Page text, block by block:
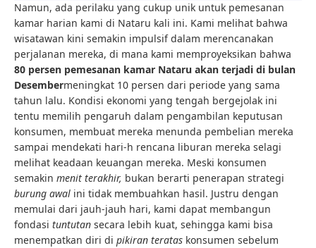
Namun, ada perilaku yang cukup unik untuk pemesanan
kamar harian kami di Nataru kali ini. Kami melihat bahwa
wisatawan kini semakin impulsif dalam merencanakan
perjalanan mereka, di mana kami memproyeksikan bahwa
80 persen pemesanan kamar Nataru akan terjadi di bulan
Desembermeningkat 10 persen dari periode yang sama
tahun lalu. Kondisi ekonomi yang tengah bergejolak ini
tentu memilih pengaruh dalam pengambilan keputusan
konsumen, membuat mereka menunda pembelian mereka
sampai mendekati hari-h rencana liburan mereka selagi
melihat keadaan keuangan mereka. Meski konsumen
semakin menit terakhir, bukan berarti penerapan strategi
burung awal ini tidak membuahkan hasil. Justru dengan
memulai dari jauh-jauh hari, kami dapat membangun
fondasi tuntutan secara lebih kuat, sehingga kami bisa
menempatkan diri di pikiran teratas konsumen sebelum